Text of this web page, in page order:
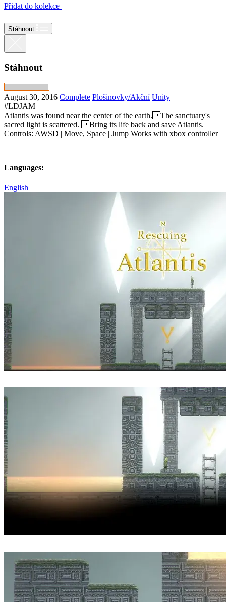
Přidat do kolekce
Stáhnout
Stáhnout
August 30, 2016 Complete Plošinovky/Akční Unity
#LDJAM
Atlantis was found near the center of the earth.The sanctuary's
sacred light is scattered. Bring its life back and save Atlantis.
Controls: AWSD | Move, Space | Jump Works with xbox controller
Languages:
English